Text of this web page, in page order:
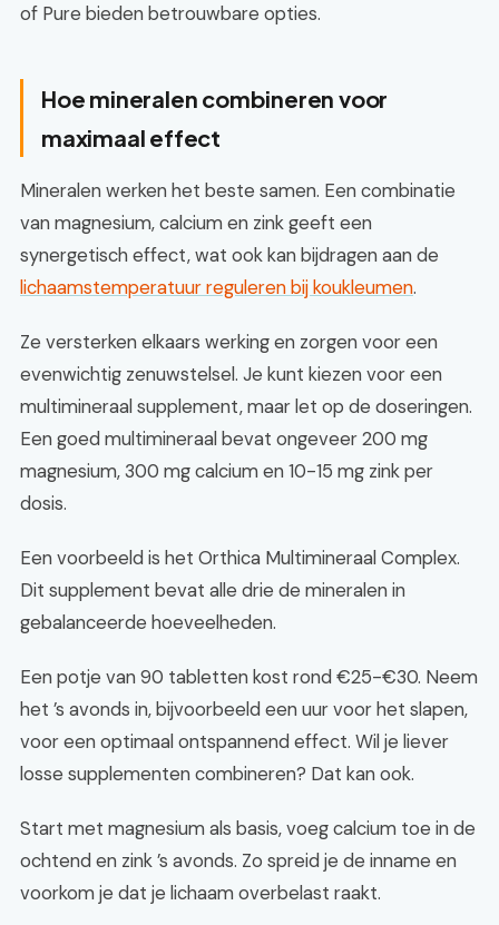
of Pure bieden betrouwbare opties.
Hoe mineralen combineren voor
maximaal effect
Mineralen werken het beste samen. Een combinatie
van magnesium, calcium en zink geeft een
synergetisch effect, wat ook kan bijdragen aan de
lichaamstemperatuur reguleren bij koukleumen.
Ze versterken elkaars werking en zorgen voor een
evenwichtig zenuwstelsel. Je kunt kiezen voor een
multimineraal supplement, maar let op de doseringen.
Een goed multimineraal bevat ongeveer 200 mg
magnesium, 300 mg calcium en 10-15 mg zink per
dosis.
Een voorbeeld is het Orthica Multimineraal Complex.
Dit supplement bevat alle drie de mineralen in
gebalanceerde hoeveelheden.
Een potje van 90 tabletten kost rond €25-€30. Neem
het ’s avonds in, bijvoorbeeld een uur voor het slapen,
voor een optimaal ontspannend effect. Wil je liever
losse supplementen combineren? Dat kan ook.
Start met magnesium als basis, voeg calcium toe in de
ochtend en zink ’s avonds. Zo spreid je de inname en
voorkom je dat je lichaam overbelast raakt.